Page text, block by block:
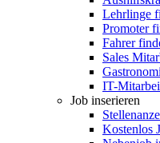
Lehrlinge
Promoter
Fahrer
Sales
IT-
Job inserieren
Kostenlos